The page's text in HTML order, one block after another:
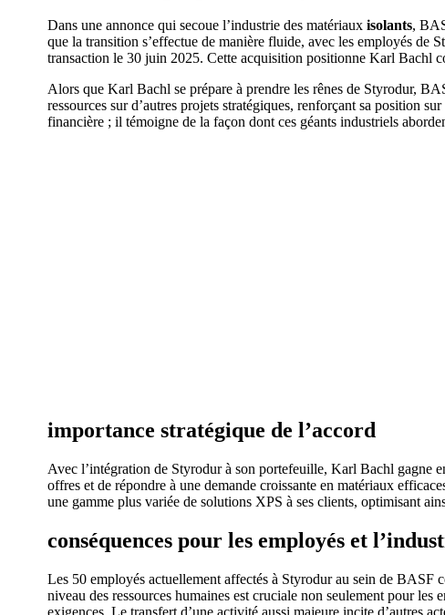
Dans une annonce qui secoue l’industrie des matériaux isolants,
que la transition s’effectue de manière fluide, avec les employés de
transaction le 30 juin 2025. Cette acquisition positionne Karl Bachl
Alors que Karl Bachl se prépare à prendre les rênes de Styrodur,
ressources sur d’autres projets stratégiques, renforçant sa position
financière ; il témoigne de la façon dont ces géants industriels
importance stratégique de l’accord
Avec l’intégration de Styrodur à son portefeuille, Karl Bachl gagne
offres et de répondre à une demande croissante en matériaux
une gamme plus variée de solutions XPS à ses clients, optimisant
conséquences pour les employés et
Les 50 employés actuellement affectés à Styrodur au sein de BASF
niveau des ressources humaines est cruciale non seulement pour
exigences. Le transfert d’une activité aussi majeure incite d’autres